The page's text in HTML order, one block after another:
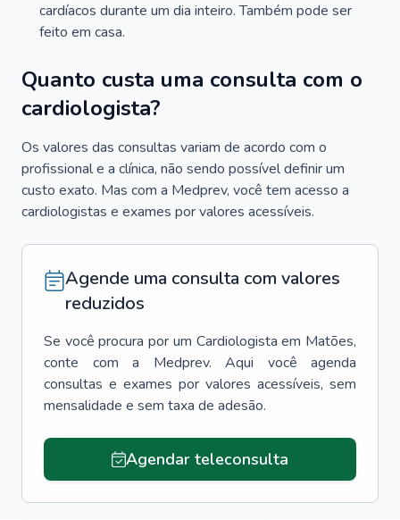
cardíacos durante um dia inteiro. Também pode ser
feito em casa.
Quanto custa uma consulta com o
cardiologista?
Os valores das consultas variam de acordo com o
profissional e a clínica, não sendo possível definir um
custo exato. Mas com a Medprev, você tem acesso a
cardiologistas e exames por valores acessíveis.
Agende uma consulta com valores
reduzidos
Se você procura por um Cardiologista em Matões,
conte com a Medprev. Aqui você agenda
consultas e exames por valores acessíveis, sem
mensalidade e sem taxa de adesão.
Agendar teleconsulta